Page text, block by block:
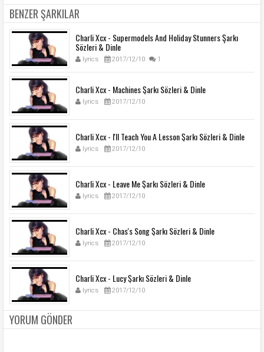
BENZER ŞARKILAR
Charli Xcx - Supermodels And Holiday Stunners Şarkı
Sözleri & Dinle
lyrics 2017/12/10 1
Charli Xcx - Machines Şarkı Sözleri & Dinle
lyrics 2017/12/10
Charli Xcx - I'll Teach You A Lesson Şarkı Sözleri & Dinle
lyrics 2017/12/10
Charli Xcx - Leave Me Şarkı Sözleri & Dinle
lyrics 2017/12/10
Charli Xcx - Chas's Song Şarkı Sözleri & Dinle
lyrics 2017/12/10
Charli Xcx - Lucy Şarkı Sözleri & Dinle
lyrics 2017/12/10
YORUM GÖNDER